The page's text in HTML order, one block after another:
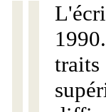
traits